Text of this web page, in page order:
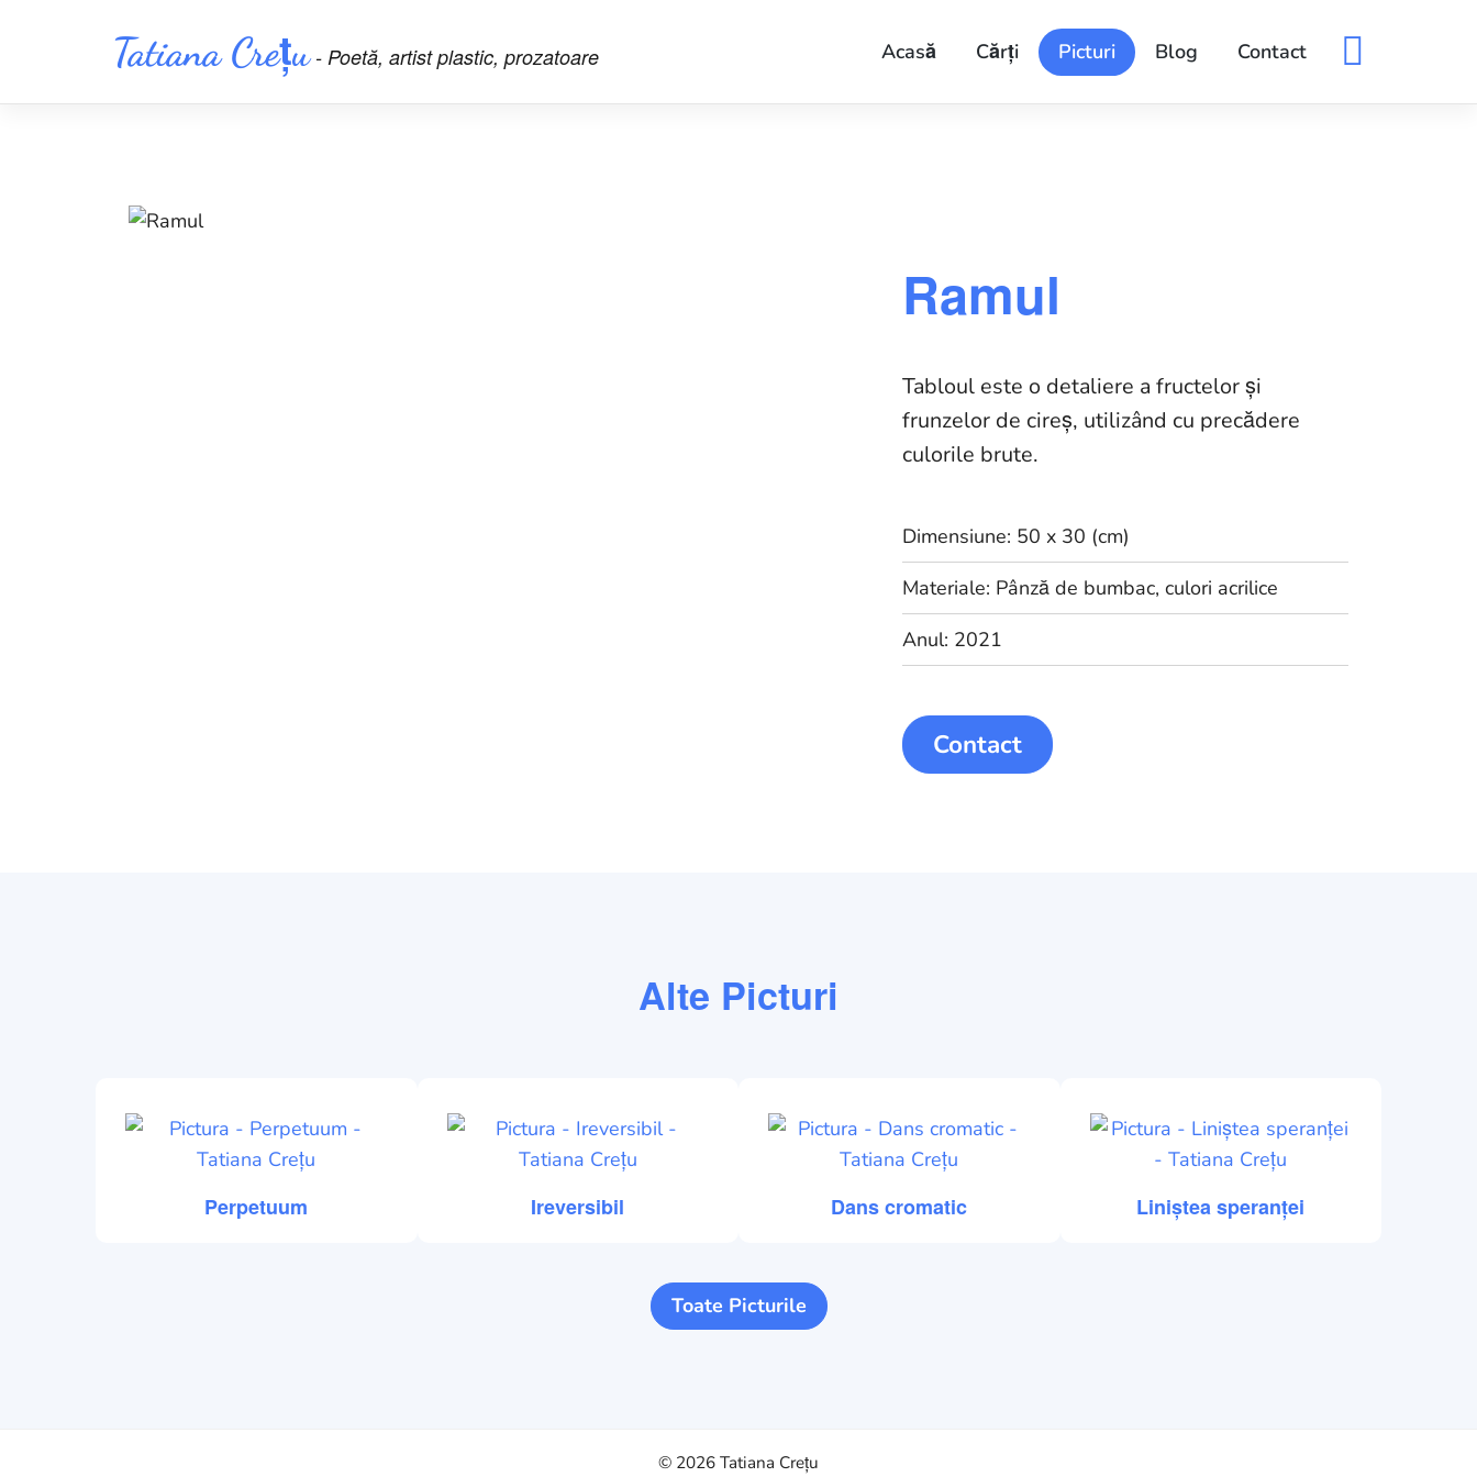
Tatiana Crețu- Poetă, artist plastic, prozatoare Acasă Cărți Picturi Blog Contact
Ramul
Tabloul este o detaliere a fructelor și
frunzelor de cireș, utilizând cu precădere
culorile brute.
Dimensiune: 50 x 30 (cm)
Materiale: Pânză de bumbac, culori acrilice
Anul: 2021
Contact
Alte Picturi
Perpetuum Ireversibil Dans cromatic Liniștea speranței
Toate Picturile
© 2026 Tatiana Crețu